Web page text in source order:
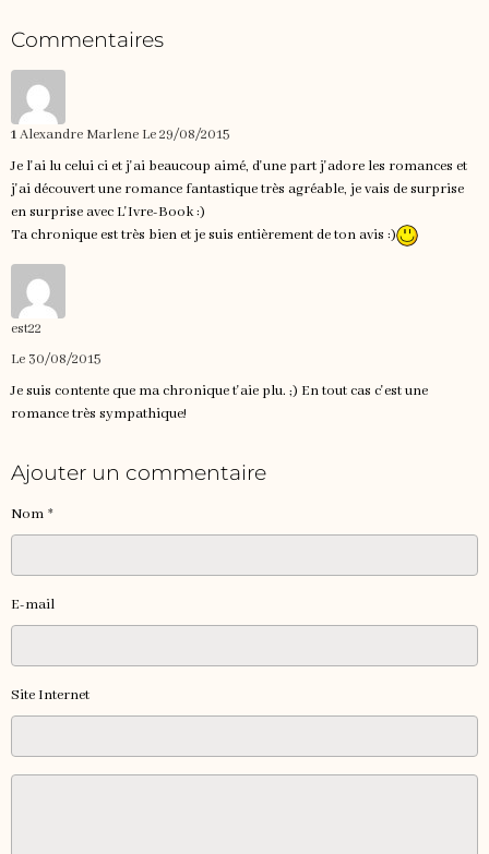
Commentaires
1Alexandre Marlene Le 29/08/2015
Je l'ai lu celui ci et j'ai beaucoup aimé, d'une part j'adore les romances et
j'ai découvert une romance fantastique très agréable, je vais de surprise
en surprise avec L'Ivre-Book :)
Ta chronique est très bien et je suis entièrement de ton avis :)
est22
Le 30/08/2015
Je suis contente que ma chronique t'aie plu. ;) En tout cas c'est une
romance très sympathique!
Ajouter un commentaire
Nom
E-mail
Site Internet